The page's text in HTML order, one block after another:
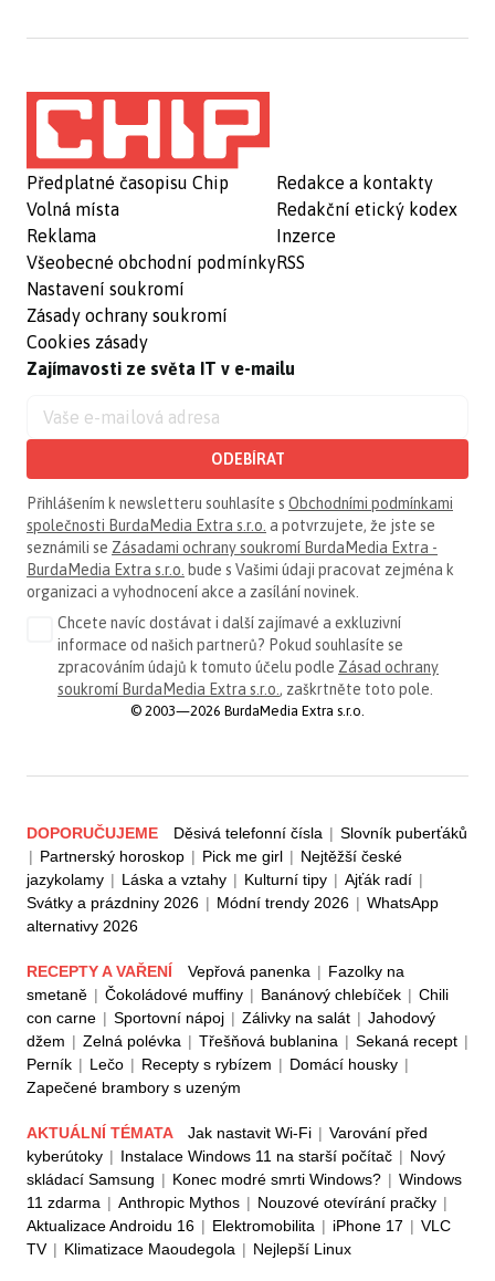
Předplatné časopisu Chip
Volná místa
Reklama
Všeobecné obchodní podmínky
Nastavení soukromí
Zásady ochrany soukromí
Cookies zásady
Redakce a kontakty
Redakční etický kodex
Inzerce
RSS
Zajímavosti ze světa IT v e-mailu
ODEBÍRAT
Přihlášením k newsletteru souhlasíte s Obchodními podmínkami
společnosti BurdaMedia Extra s.r.o. a potvrzujete, že jste se
seznámili se Zásadami ochrany soukromí BurdaMedia Extra -
BurdaMedia Extra s.r.o. bude s Vašimi údaji pracovat zejména k
organizaci a vyhodnocení akce a zasílání novinek.
Chcete navíc dostávat i další zajímavé a exkluzivní
informace od našich partnerů? Pokud souhlasíte se
zpracováním údajů k tomuto účelu podle Zásad ochrany
soukromí BurdaMedia Extra s.r.o. , zaškrtněte toto pole.
© 2003—2026 BurdaMedia Extra s.r.o.
DOPORUČUJEME Děsivá telefonní čísla | Slovník puberťáků
| Partnerský horoskop | Pick me girl | Nejtěžší české
jazykolamy | Láska a vztahy | Kulturní tipy | Ajťák radí |
Svátky a prázdniny 2026 | Módní trendy 2026 | WhatsApp
alternativy 2026
RECEPTY A VAŘENÍ Vepřová panenka | Fazolky na
smetaně | Čokoládové muffiny | Banánový chlebíček | Chili
con carne | Sportovní nápoj | Zálivky na salát | Jahodový
džem | Zelná polévka | Třešňová bublanina | Sekaná recept |
Perník | Lečo | Recepty s rybízem | Domácí housky |
Zapečené brambory s uzeným
AKTUÁLNÍ TÉMATA Jak nastavit Wi-Fi | Varování před
kyberútoky | Instalace Windows 11 na starší počítač | Nový
skládací Samsung | Konec modré smrti Windows? | Windows
11 zdarma | Anthropic Mythos | Nouzové otevírání pračky |
Aktualizace Androidu 16 | Elektromobilita | iPhone 17 | VLC
TV | Klimatizace Maoudegola | Nejlepší Linux